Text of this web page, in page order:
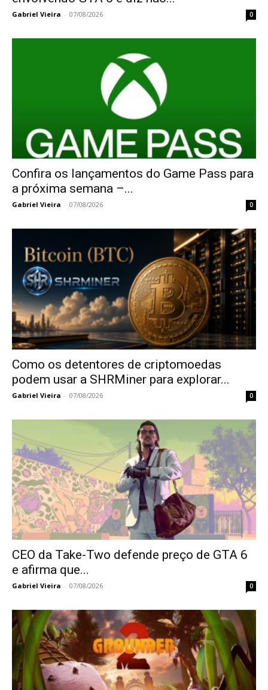
Gabriel Vieira - 07/08/2026 0
Confira os lançamentos do Game Pass para
a próxima semana –...
Gabriel Vieira - 07/08/2026 0
Como os detentores de criptomoedas
podem usar a SHRMiner para explorar...
Gabriel Vieira - 07/08/2026 0
CEO da Take-Two defende preço de GTA 6
e afirma que...
Gabriel Vieira - 07/08/2026 0